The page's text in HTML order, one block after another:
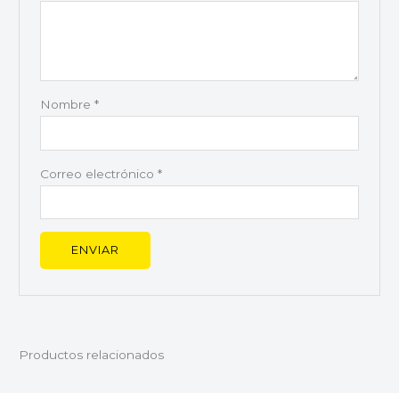
Nombre *
Correo electrónico *
Productos relacionados